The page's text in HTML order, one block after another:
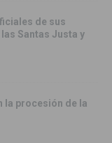
de sus
Santas Justa y
la procesión de la